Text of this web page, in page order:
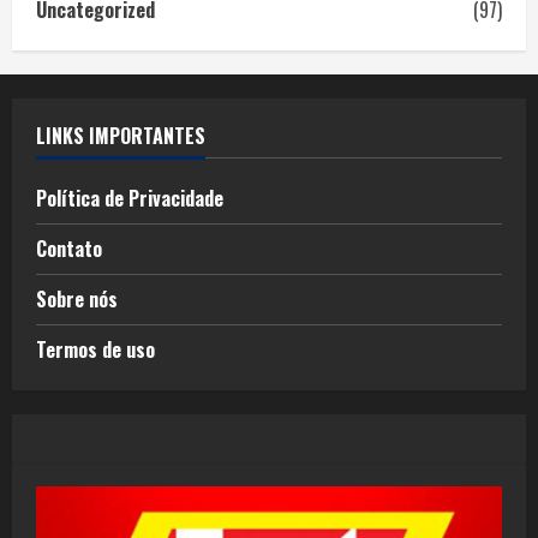
Uncategorized (97)
LINKS IMPORTANTES
Política de Privacidade
Contato
Sobre nós
Termos de uso